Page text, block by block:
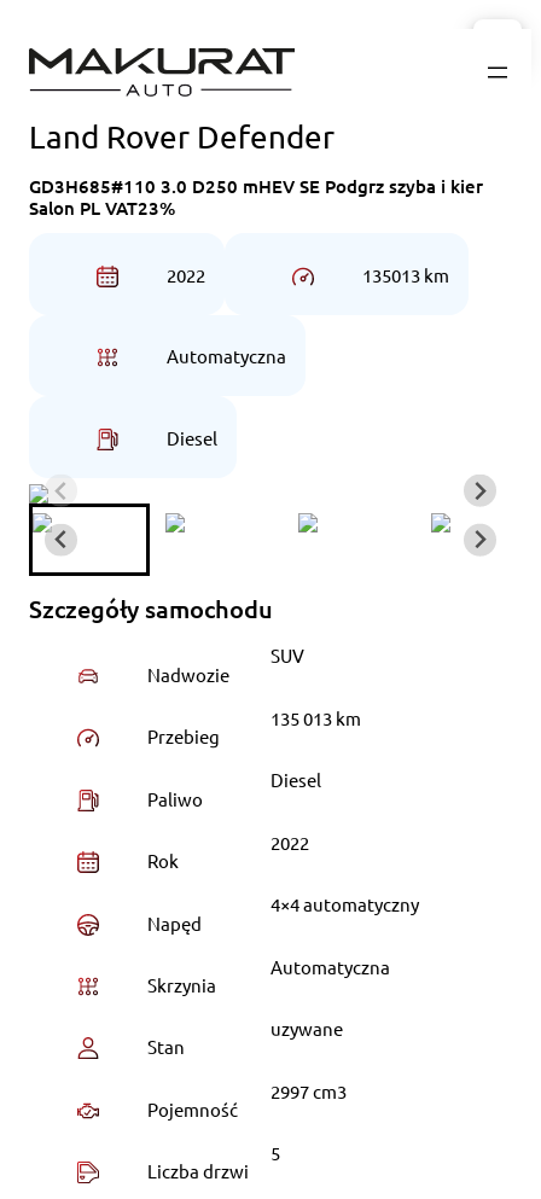
do
treści
Land Rover Defender
GD3H685#110 3.0 D250 mHEV SE Podgrz szyba i kier
Salon PL VAT23%
2022 135013 km
Automatyczna
Diesel
Szczegóły samochodu
Nadwozie
SUV
Przebieg
135 013 km
Paliwo
Diesel
Rok
2022
Napęd
4×4 automatyczny
Skrzynia
Automatyczna
Stan
uzywane
Pojemność
2997 cm3
Liczba drzwi
5